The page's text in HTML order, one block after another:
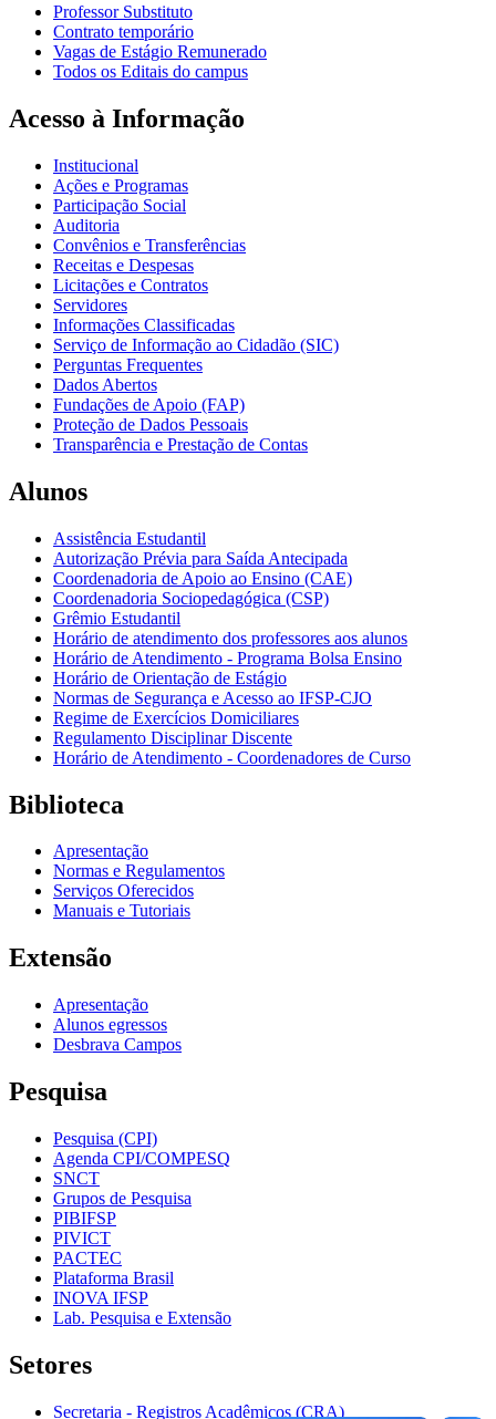
Professor Substituto
Contrato temporário
Vagas de Estágio Remunerado
Todos os Editais do campus
Acesso à Informação
Institucional
Ações e Programas
Participação Social
Auditoria
Convênios e Transferências
Receitas e Despesas
Licitações e Contratos
Servidores
Informações Classificadas
Serviço de Informação ao Cidadão (SIC)
Perguntas Frequentes
Dados Abertos
Fundações de Apoio (FAP)
Proteção de Dados Pessoais
Transparência e Prestação de Contas
Alunos
Assistência Estudantil
Autorização Prévia para Saída Antecipada
Coordenadoria de Apoio ao Ensino (CAE)
Coordenadoria Sociopedagógica (CSP)
Grêmio Estudantil
Horário de atendimento dos professores aos alunos
Horário de Atendimento - Programa Bolsa Ensino
Horário de Orientação de Estágio
Normas de Segurança e Acesso ao IFSP-CJO
Regime de Exercícios Domiciliares
Regulamento Disciplinar Discente
Horário de Atendimento - Coordenadores de Curso
Biblioteca
Apresentação
Normas e Regulamentos
Serviços Oferecidos
Manuais e Tutoriais
Extensão
Apresentação
Alunos egressos
Desbrava Campos
Pesquisa
Pesquisa (CPI)
Agenda CPI/COMPESQ
SNCT
Grupos de Pesquisa
PIBIFSP
PIVICT
PACTEC
Plataforma Brasil
INOVA IFSP
Lab. Pesquisa e Extensão
Setores
Secretaria - Registros Acadêmicos (CRA)